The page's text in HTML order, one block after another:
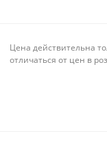
Цена действительна
отличаться от цен в